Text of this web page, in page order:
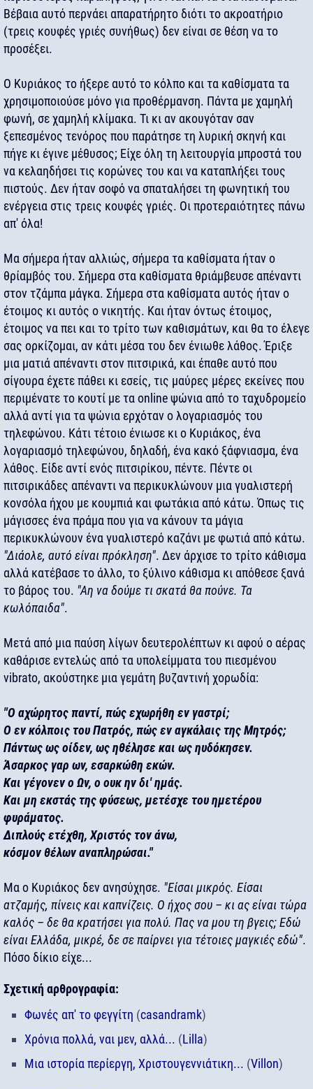
Βέβαια αυτό περνάει απαρατήρητο διότι το ακροατήριο
(τρεις κουφές γριές συνήθως) δεν είναι σε θέση να το
προσέξει.
Ο Κυριάκος το ήξερε αυτό το κόλπο και τα καθίσματα τα
χρησιμοποιούσε μόνο για προθέρμανση. Πάντα με χαμηλή
φωνή, σε χαμηλή κλίμακα. Τι κι αν ακουγόταν σαν
ξεπεσμένος τενόρος που παράτησε τη λυρική σκηνή και
πήγε κι έγινε μέθυσος; Είχε όλη τη λειτουργία μπροστά του
να κελαηδήσει τις κορώνες του και να καταπλήξει τους
πιστούς. Δεν ήταν σοφό να σπαταλήσει τη φωνητική του
ενέργεια στις τρεις κουφές γριές. Οι προτεραιότητες πάνω
απ' όλα!
Μα σήμερα ήταν αλλιώς, σήμερα τα καθίσματα ήταν ο
θρίαμβός του. Σήμερα στα καθίσματα θριάμβευσε απέναντι
στον τζάμπα μάγκα. Σήμερα στα καθίσματα αυτός ήταν ο
έτοιμος κι αυτός ο νικητής. Και ήταν όντως έτοιμος,
έτοιμος να πει και το τρίτο των καθισμάτων, και θα το έλεγε
σας ορκίζομαι, αν κάτι μέσα του δεν ένιωθε λάθος. Έριξε
μια ματιά απέναντι στον πιτσιρικά, και έπαθε αυτό που
σίγουρα έχετε πάθει κι εσείς, τις μαύρες μέρες εκείνες που
περιμένατε το κουτί με τα online ψώνια από το ταχυδρομείο
αλλά αντί για τα ψώνια ερχόταν ο λογαριασμός του
τηλεφώνου. Κάτι τέτοιο ένιωσε κι ο Κυριάκος, ένα
λογαριασμό τηλεφώνου, δηλαδή, ένα κακό ξάφνιασμα, ένα
λάθος. Είδε αντί ενός πιτσιρίκου, πέντε. Πέντε οι
πιτσιρικάδες απέναντι να περικυκλώνουν μια γυαλιστερή
κονσόλα ήχου με κουμπιά και φωτάκια από κάτω. Όπως τις
μάγισσες ένα πράμα που για να κάνουν τα μάγια
περικυκλώνουν ένα γυαλιστερό καζάνι με φωτιά από κάτω.
"Διάολε, αυτό είναι πρόκληση". Δεν άρχισε το τρίτο κάθισμα
αλλά κατέβασε το άλλο, το ξύλινο κάθισμα κι απόθεσε ξανά
το βάρος του. "Αη να δούμε τι σκατά θα πούνε. Τα
κωλόπαιδα".
Μετά από μια παύση λίγων δευτερολέπτων κι αφού ο αέρας
καθάρισε εντελώς από τα υπολείμματα του πιεσμένου
vibrato, ακούστηκε μια γεμάτη βυζαντινή χορωδία:
"Ο αχώρητος παντί, πώς εχωρήθη εν γαστρί;
Ο εν κόλποις του Πατρός, πώς εν αγκάλαις της Μητρός;
Πάντως ως οίδεν, ως ηθέλησε και ως ηυδόκησεν.
Άσαρκος γαρ ων, εσαρκώθη εκών.
Και γέγονεν ο Ων, ο ουκ ην δι' ημάς.
Και μη εκστάς της φύσεως, μετέσχε του ημετέρου
φυράματος.
Διπλούς ετέχθη, Χριστός τον άνω,
κόσμον θέλων αναπληρώσαι."
Μα ο Κυριάκος δεν ανησύχησε. "Είσαι μικρός. Είσαι
ατζαμής, πίνεις και καπνίζεις. Ο ήχος σου – κι ας είναι τώρα
καλός – δε θα κρατήσει για πολύ. Πας να μου τη βγεις; Εδώ
είναι Ελλάδα, μικρέ, δε σε παίρνει για τέτοιες μαγκιές εδώ".
Πόσο δίκιο είχε...
Σχετική αρθρογραφία:
Φωνές απ' το φεγγίτη (casandramk)
Χρόνια πολλά, ναι μεν, αλλά... (Lilla)
Μια ιστορία περίεργη, Χριστουγεννιάτικη... (Villon)